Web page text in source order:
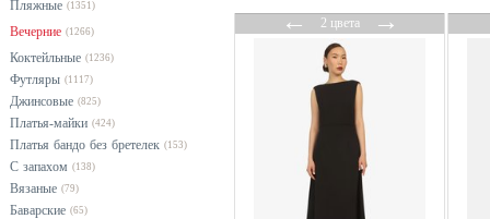
Пляжные (1351)
Вечерние (1266)
Коктейльные (1236)
Футляры (1117)
Джинсовые (825)
Платья-майки (424)
Платья бандо без бретелек (153)
С запахом (138)
Вязаные (79)
Баварские (65)
←2 цвета→